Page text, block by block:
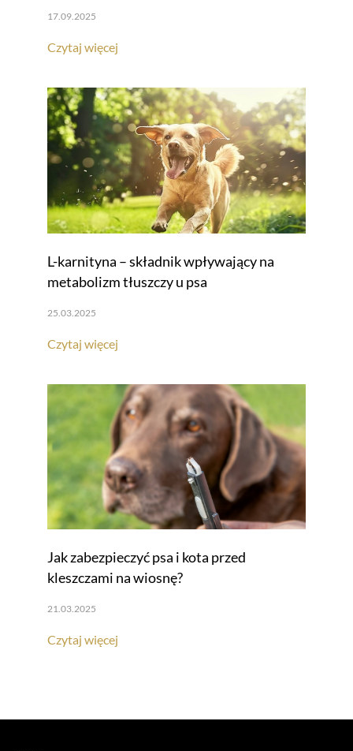
17.09.2025
Czytaj więcej
L-karnityna – składnik wpływający na
metabolizm tłuszczy u psa
25.03.2025
Czytaj więcej
Jak zabezpieczyć psa i kota przed
kleszczami na wiosnę?
21.03.2025
Czytaj więcej